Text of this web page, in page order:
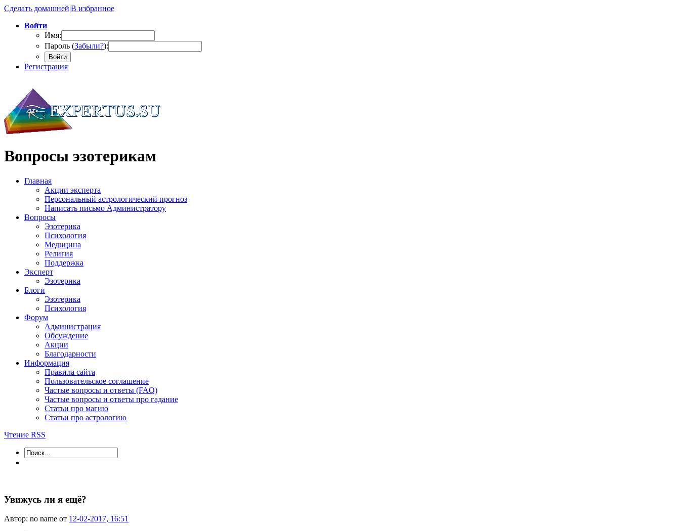
Сделать домашней|В избранное
Войти
Имя:
Пароль (Забыли?):
Войти
Регистрация
Вопросы эзотерикам
Главная
Акции эксперта
Персональный астрологический прогноз
Написать письмо Администратору
Вопросы
Эзотерика
Психология
Медицина
Религия
Поддержка
Эксперт
Эзотерика
Блоги
Эзотерика
Психология
Форум
Администрация
Обсуждение
Акции
Благодарности
Информация
Правила сайта
Пользовательское соглашение
Частые вопросы и ответы (FAQ)
Частые вопросы и ответы про гадание
Статьи про магию
Статьи про астрологию
Чтение RSS
Увижусь ли я ещё?
Автор: no name от 12-02-2017, 16:51